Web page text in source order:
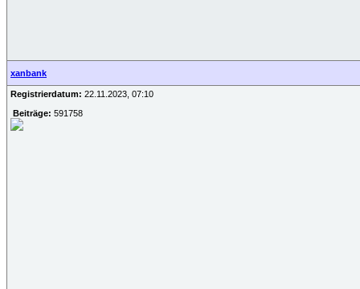
xanbank
Registrierdatum: 22.11.2023, 07:10
Beiträge: 591758